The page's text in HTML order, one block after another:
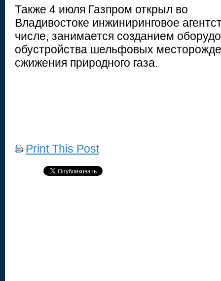
Также 4 июля Газпром открыл во
Владивостоке инжиниринговое
числе, занимается созданием
обустройства шельфовых
сжижения природного газа.
Print This Post